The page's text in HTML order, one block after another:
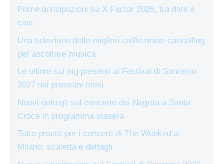
Prime anticipazioni su X Factor 2026, tra date e
cast
Una selezione delle migliori cuffie noise cancelling
per ascoltare musica
Le ultime sui big presenti al Festival di Sanremo
2027 nei prossimi mesi
Nuovi dettagli sul concerto dei Negrita a Santa
Croce in programma stasera
Tutto pronto per i concerti di The Weeknd a
Milano: scaletta e dettagli